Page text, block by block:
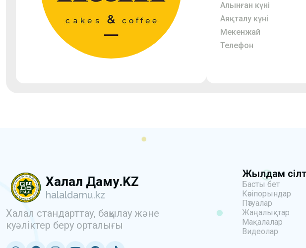
Алынған күні
Аяқталу күні
Мекенжай
Телефон
Халал Даму.KZ
halaldamu.kz
Халал стандарттау, бақылау және
куәліктер беру орталығы
Жылдам
Басты бет
Кәсіпорындар
Пәтуалар
Жаңалықтар
Мақалалар
Видеолар